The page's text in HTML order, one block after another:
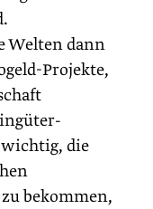
Welten dann
Projekte,
die
bekommen,